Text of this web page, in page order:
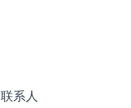
系人